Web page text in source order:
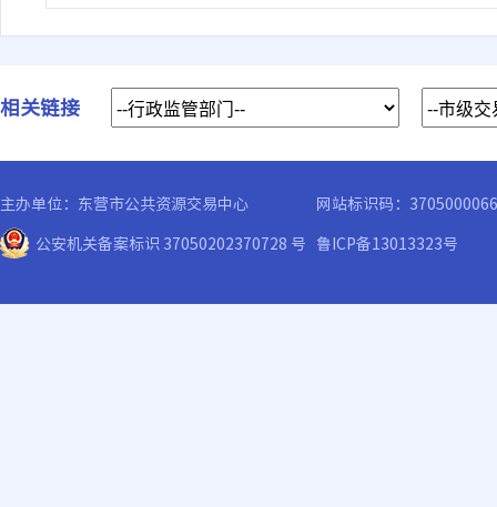
相关链接
主办单位：东营市公共资源交易中心
网站标识码：3705000066
公安机关备案标识 37050202370728 号 鲁ICP备13013323号